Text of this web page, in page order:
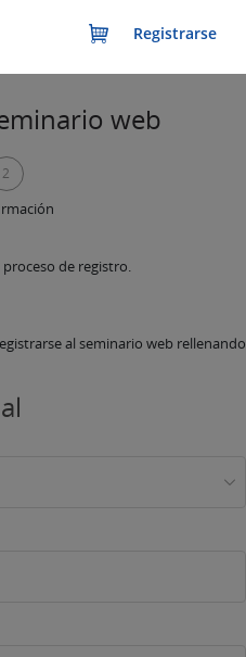
Registrarse
web
2
proceso de registro.
al seminario web rellenando